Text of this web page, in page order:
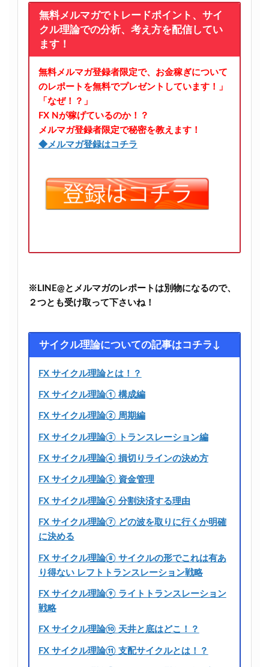
無料メルマガでトレードポイント、サイ
クル理論での分析、考え方を配信してい
ます！
無料メルマガ登録者限定で、お金稼ぎについて
のレポートを無料でプレゼントしています！」
「なぜ！？」
FX Nが稼げているのか！？
メルマガ登録者限定で秘密を教えます！
◆メルマガ登録はコチラ
※LINE@とメルマガのレポートは別物になるので、
２つとも受け取って下さいね！
サイクル理論についての記事はコチラ↓
FX サイクル理論とは！？
FX サイクル理論① 構成編
FX サイクル理論② 周期編
FX サイクル理論③ トランスレーション編
FX サイクル理論④ 損切りラインの決め方
FX サイクル理論⑤ 資金管理
FX サイクル理論⑥ 分割決済する理由
FX サイクル理論⑦ どの波を取りに行くか明確
に決める
FX サイクル理論⑧ サイクルの形でこれは有あ
り得ない レフトトランスレーション戦略
FX サイクル理論⑨ ライトトランスレーション
戦略
FX サイクル理論⑩ 天井と底はどこ！？
FX サイクル理論⑪ 支配サイクルとは！？